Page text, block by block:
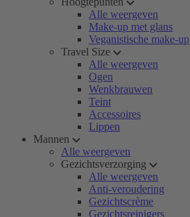
Alle weergeven
Make-up met glans
Veganistische make-up
Travel Size
Alle weergeven
Ogen
Wenkbrauwen
Teint
Accessoires
Lippen
Mannen
Alle weergeven
Gezichtsverzorging
Alle weergeven
Anti-veroudering
Gezichtscrème
Gezichtsreinigers